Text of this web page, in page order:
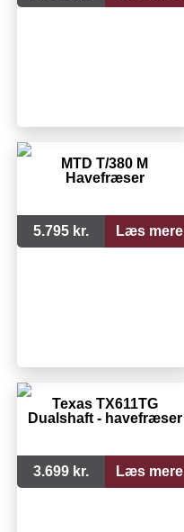
MTD T/380 M
Havefræser
5.795 kr. Læs mere
Texas TX611TG
Dualshaft - havefræser
3.699 kr. Læs mere